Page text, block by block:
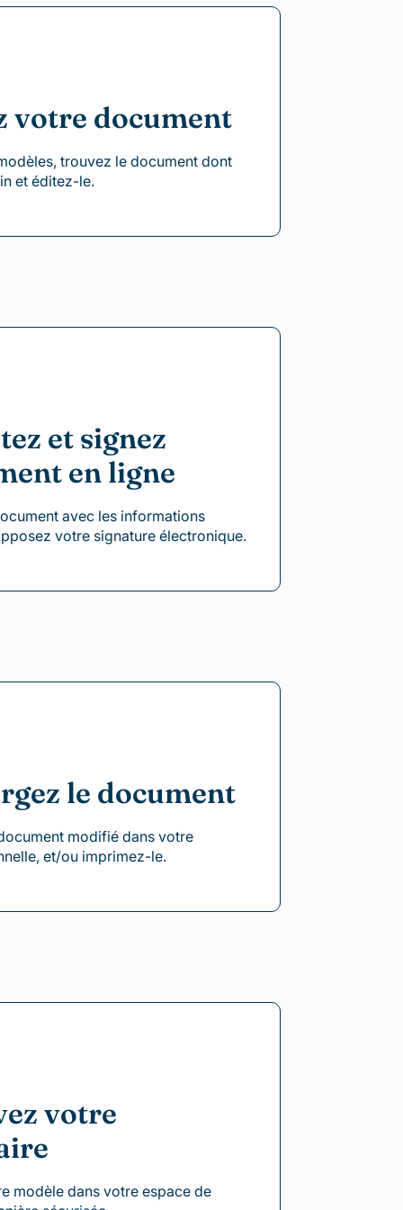
votre document
trouvez le document dont
et éditez-le.
et signez
en ligne
avec les informations
votre signature électronique.
le document
modifié dans votre
et/ou imprimez-le.
votre
modèle dans votre espace de